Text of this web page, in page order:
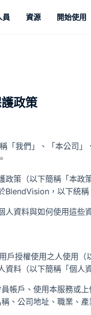
員 資源 開始使用
政策
稱「我們」、「本公司
政策（以下簡稱「本政
BlendVision，以下統稱
人資料與如何使用這些
戶授權使用之人使用
資料（以下簡稱「個人
帳戶、使用本服務或
、公司地址、職業、